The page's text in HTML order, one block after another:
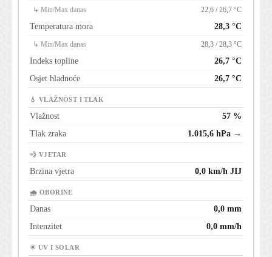
↳ Min/Max danas 22,6 / 26,7 °C
Temperatura mora 28,3 °C
↳ Min/Max danas 28,3 / 28,3 °C
Indeks topline
26,7 °C
Osjet hladnoće
26,7 °C
💧 VLAŽNOST I TLAK
Vlažnost
57 %
Tlak zraka
1.015,6 hPa →
💨 VJETAR
Brzina vjetra 0,0 km/h JIJ
🌧 OBORINE
Danas
0,0 mm
Intenzitet
0,0 mm/h
☀ UV I SOLAR